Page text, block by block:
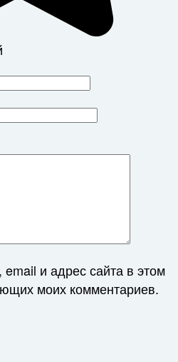
и адрес сайта в этом
моих комментариев.